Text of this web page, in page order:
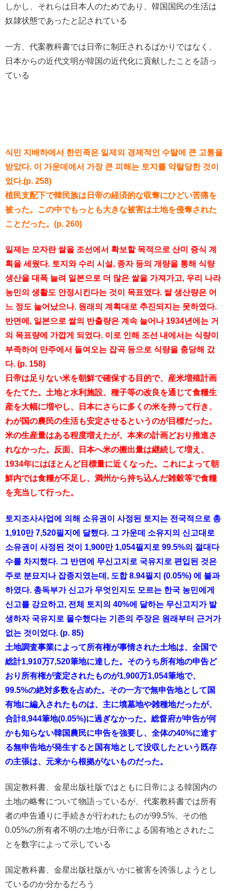
しかし、それらは日本人のためであり、韓国国民の生活は
奴隷状態であったと記されている
一方、代案教科書では日帝に制圧されるばかりではなく、
日本からの近代文明が韓国の近代化に貢献したことを語っ
ている
식민 지배하에서 한민족은 일제의 경제적인 수탈에 큰 고통을
받았다. 이 가운데에서 가장 큰 피해는 토지를 약탈당한 것이
었다.(p. 258)
植民支配下で韓民族は日帝の経済的な収奪にひどい苦痛を
被った。この中でもっとも大きな被害は土地を侵奪された
ことだった。(p. 260)
일제는 모자란 쌀을 조선에서 확보할 목적으로 산미 증식 계
획을 세웠다. 토지와 수리 시설, 종자 등의 개량을 통해 식량
생산을 대폭 늘려 일본으로 더 많은 쌀을 가져가고, 우리 나라
농민의 생활도 안정시킨다는 것이 목표였다. 쌀 생산량은 어
느 정도 늘어났으나. 원래의 계획대로 추진되지는 못하였다.
반면에, 일본으로 쌀의 반출량은 계속 늘어나 1934년에는 거
의 목표량에 가깝게 되었다. 이로 인해 조선 내에서는 식량이
부족하여 만주에서 들여오는 잡곡 등으로 식량을 충당해 갔
다. (p. 158)
日帝は足りない米を朝鮮で確保する目的で、産米増殖計画
をたてた。土地と水利施設、種子等の改良を通じて食糧生
産を大幅に増やし、日本にさらに多くの米を持って行き、
わが国の農民の生活も安定させるというのが目標だった。
米の生産量はある程度増えたが、本来の計画どおり推進さ
れなかった。反面、日本へ米の搬出量は継続して増え、
1934年にはほとんど目標量に近くなった。これによって朝
鮮内では食糧が不足し、満州から持ち込んだ雑穀等で食糧
を充当して行った。
토지조사사업에 의해 소유권이 사정된 토지는 전국적으로 총
1,910만 7,520필지에 달했다. 그 가운데 소유지의 신고대로
소유권이 사정된 것이 1,900만 1,054필지로 99.5%의 절대다
수를 차지했다. 그 반면에 무신고지로 국유지로 편입된 것은
주로 분묘지나 잡종지였는데, 도합 8.94필지 (0.05%) 에 불과
하였다. 총독부가 신고가 무엇인지도 모르는 한국 농민에게
신고를 강요하고, 전체 토지의 40%에 달하는 무신고지가 발
생하자 국유지로 몰수했다는 기존의 주장은 원래부터 근거가
없는 것이었다. (p. 85)
土地調査事業によって所有権が事情された土地は、全国で
総計1,910万7,520筆地に達した。そのうち所有地の申告ど
おり所有権が査定されたものが1,900万1,054筆地で、
99.5%の絶対多数を占めた。その一方で無申告地として国
有地に編入されたものは、主に墳墓地や雑種地だったが、
合計8,944筆地(0.05%)に過ぎなかった。総督府が申告が何
かも知らない韓国農民に申告を強要し、全体の40%に達す
る無申告地が発生すると国有地として没収したという既存
の主張は、元来から根拠がないものだった。
国定教科書、金星出版社版ではともに日帝による韓国内の
土地の略奪について物語っているが、代案教科書では所有
者の申告通りに手続きが行われたものが99.5%、その他
0.05%の所有者不明の土地が日帝による国有地とされたこ
とを数字によって示している
国定教科書、金星出版社版がいかに被害を誇張しようとし
ているのか分かるだろう